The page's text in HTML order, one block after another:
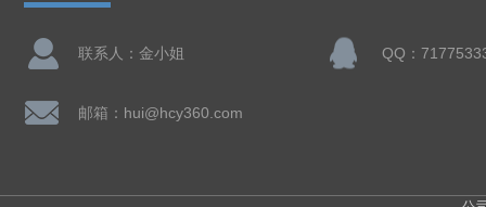
联系人：金小姐 QQ：
邮箱：hui@hcy360.com